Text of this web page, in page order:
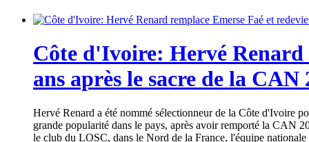
Côte d'Ivoire: Hervé Renard
ans après le sacre de la CAN
Hervé Renard a été nommé sélectionneur de la Côte d'Ivoire
grande popularité dans le pays, après avoir remporté la CAN
le club du LOSC, dans le Nord de la France, l'équipe